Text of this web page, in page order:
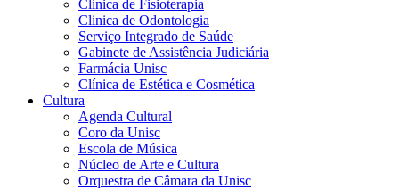
Clinica de Fisioterapia
Clinica de Odontologia
Serviço Integrado de Saúde
Gabinete de Assistência Judiciária
Farmácia Unisc
Clínica de Estética e Cosmética
Cultura
Agenda Cultural
Coro da Unisc
Escola de Música
Núcleo de Arte e Cultura
Orquestra de Câmara da Unisc